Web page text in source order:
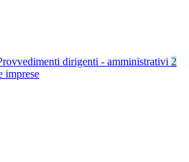
dirigenti - amministrativi 2
imprese